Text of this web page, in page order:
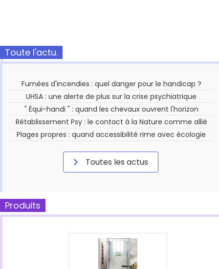
Toute l'actu.
Fumées d'incendies : quel danger pour le handicap ?
UHSA : une alerte de plus sur la crise psychiatrique
" Équi-handi " : quand les chevaux ouvrent l'horizon
Rétablissement Psy : le contact à la Nature comme allié
Plages propres : quand accessibilité rime avec écologie
Toutes les actus
Produits